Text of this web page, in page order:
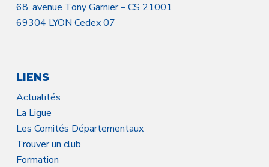
68, avenue Tony Garnier – CS 21001
69304 LYON Cedex 07
LIENS
Actualités
La Ligue
Les Comités Départementaux
Trouver un club
Formation